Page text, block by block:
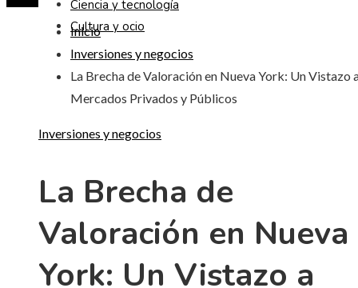
Ciencia y tecnología
Cultura y ocio
Inicio
Inversiones y negocios
La Brecha de Valoración en Nueva York: Un Vistazo
Mercados Privados y Públicos
Inversiones y negocios
La Brecha de
Valoración en Nueva
York: Un Vistazo a